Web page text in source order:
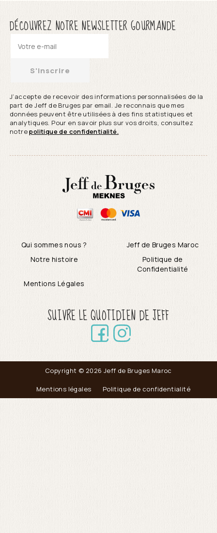
DÉCOUVREZ NOTRE NEWSLETTER GOURMANDE
S'inscrire
J’accepte de recevoir des informations personnalisées de la
part de Jeff de Bruges par email. Je reconnais que mes
données peuvent être utilisées à des fins statistiques et
analytiques. Pour en savoir plus sur vos droits, consultez
notrepolitique de confidentialité.
Qui sommes nous ?
Jeff de Bruges Maroc
Notre histoire
Politique de
Confidentialité
Mentions Légales
SUIVRE LE QUOTIDIEN DE JEFF
Copyright © 2026 Jeff de Bruges Maroc
Mentions légales Politique de confidentialité